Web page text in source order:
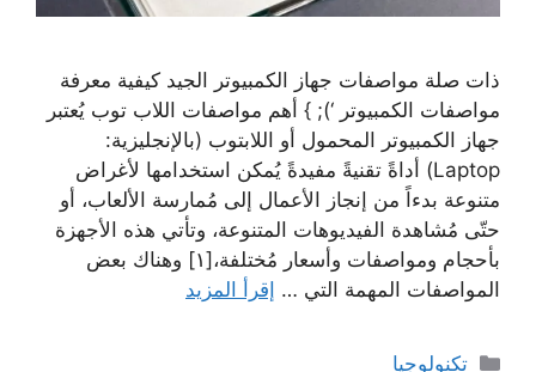
ذات صلة مواصفات جهاز الكمبيوتر الجيد كيفية معرفة
مواصفات الكمبيوتر ‘); } أهم مواصفات اللاب توب يُعتبر
جهاز الكمبيوتر المحمول أو اللابتوب (بالإنجليزية:
Laptop) أداةً تقنيةً مفيدةً يُمكن استخدامها لأغراض
متنوعة بدءاً من إنجاز الأعمال إلى مُمارسة الألعاب، أو
حتّى مُشاهدة الفيديوهات المتنوعة، وتأتي هذه الأجهزة
بأحجام ومواصفات وأسعار مُختلفة،[١] وهناك بعض
المواصفات المهمة التي … إقرأ المزيد
التصنيفات
تكنولوجيا